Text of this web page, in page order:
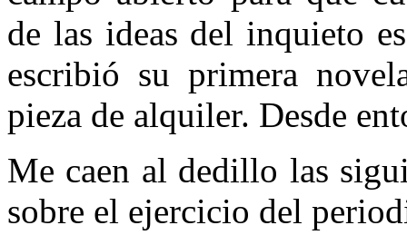
de las ideas del inquieto
escribió su primera
pieza de alquiler. Desde
Me caen al dedillo las
sobre el ejercicio del